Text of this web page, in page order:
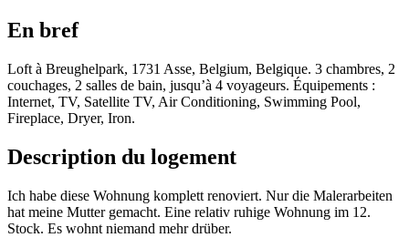
En bref
Loft à Breughelpark, 1731 Asse, Belgium, Belgique. 3 chambres, 2
couchages, 2 salles de bain, jusqu’à 4 voyageurs. Équipements :
Internet, TV, Satellite TV, Air Conditioning, Swimming Pool,
Fireplace, Dryer, Iron.
Description du logement
Ich habe diese Wohnung komplett renoviert. Nur die Malerarbeiten
hat meine Mutter gemacht. Eine relativ ruhige Wohnung im 12.
Stock. Es wohnt niemand mehr drüber.